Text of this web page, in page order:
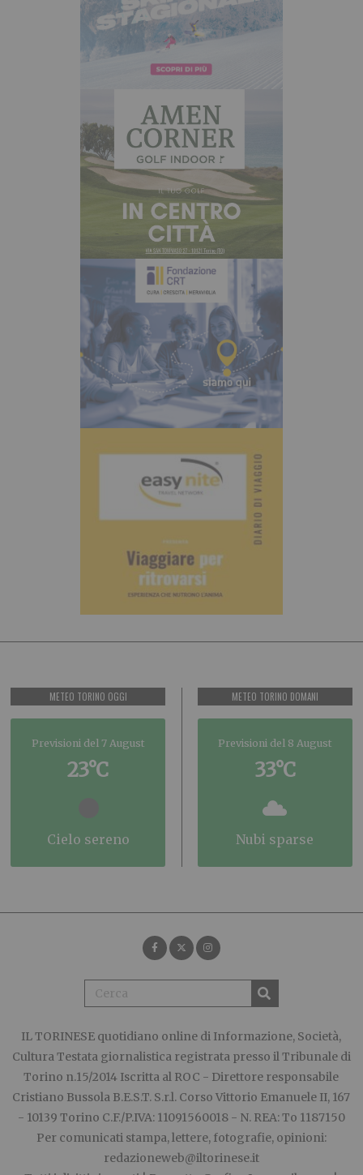
METEO TORINO OGGI
Previsioni del 7 August
23°C
cielo sereno
METEO TORINO DOMANI
Previsioni del 8 August
33°C
nubi sparse
IL TORINESE quotidiano online di Informazione, Società,
Cultura Testata giornalistica registrata presso il Tribunale di
Torino n.15/2014 Iscritta al ROC - Direttore responsabile
Cristiano Bussola B.E.S.T. S.r.l. Corso Vittorio Emanuele II, 167
- 10139 Torino C.F./P.IVA: 11091560018 - N. REA: To 1187150
Per comunicati stampa, lettere, fotografie, opinioni:
redazioneweb@iltorinese.it